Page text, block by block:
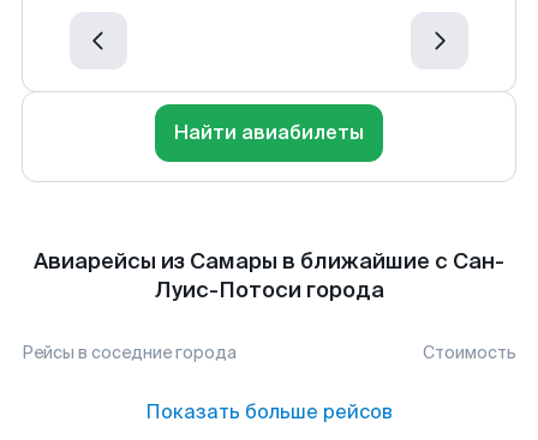
Найти авиабилеты
Авиарейсы из Самары в ближайшие с Сан-
Луис-Потоси города
Рейсы в соседние города Стоимость
Показать больше рейсов